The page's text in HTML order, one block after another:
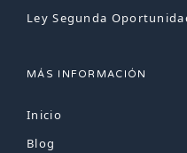
Ley Segunda
MÁS INFORMACIÓN
Inicio
Blog